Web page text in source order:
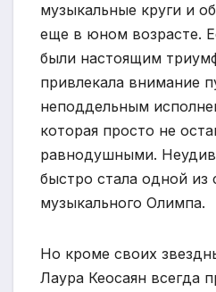
музыкальные круги и
еще в юном возрасте.
были настоящим
привлекала внимание
неподдельным
которая просто не
равнодушными.
быстро стала одной из
музыкального Олимпа.
Но кроме своих
Лаура Кеосаян всегда